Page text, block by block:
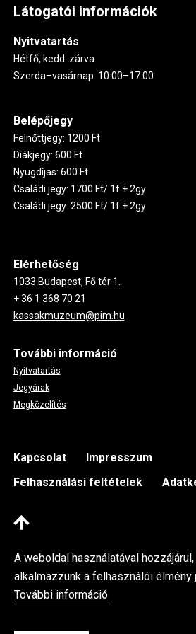
Látogatói információk
Nyitvatartás
Hétfő, kedd: zárva
Szerda–vasárnap: 10:00–17:00
Belépőjegy
Felnőttjegy: 1200 Ft
Diákjegy: 600 Ft
Nyugdíjas: 600 Ft
Családi jegy: 1700 Ft/ 1f + 2gy
Családi jegy: 2500 Ft/ 1f + 2gy
Elérhetőség
1033 Budapest, Fő tér 1.
+ 36 1 368 70 21
kassakmuzeum@pim.hu
További információ
Nyitvatartás
Jegyárak
Megközelítés
Footer
Kapcsolat
Impresszum
Felhasználási feltételek
Fejlesztette az Integral Vision Kft.
A weboldal használatával
alkalmazzunk a felhasználói élmény
További információ